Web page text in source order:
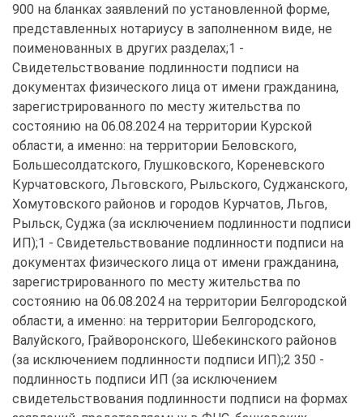
900 на бланках заявлений по установленной форме,
представленных нотариусу в заполненном виде, не
поименованных в других разделах;1 -
Свидетельствование подлинности подписи на
документах физического лица от имени гражданина,
зарегистрированного по месту жительства по
состоянию на 06.08.2024 на территории Курской
области, а именно: на территории Беловского,
Большесолдатского, Глушковского, Кореневского
Курчатовского, Льговского, Рыльского, Суджанского,
Хомутовского районов и городов Курчатов, Льгов,
Рыльск, Суджа (за исключением подлинности подписи
ИП);1 - Свидетельствование подлинности подписи на
документах физического лица от имени гражданина,
зарегистрированного по месту жительства по
состоянию на 06.08.2024 на территории Белгородской
области, а именно: на территории Белгородского,
Валуйского, Грайворонского, Шебекинского районов
(за исключением подлинности подписи ИП);2 350 -
подлинность подписи ИП (за исключением
свидетельствования подлинности подписи на формах